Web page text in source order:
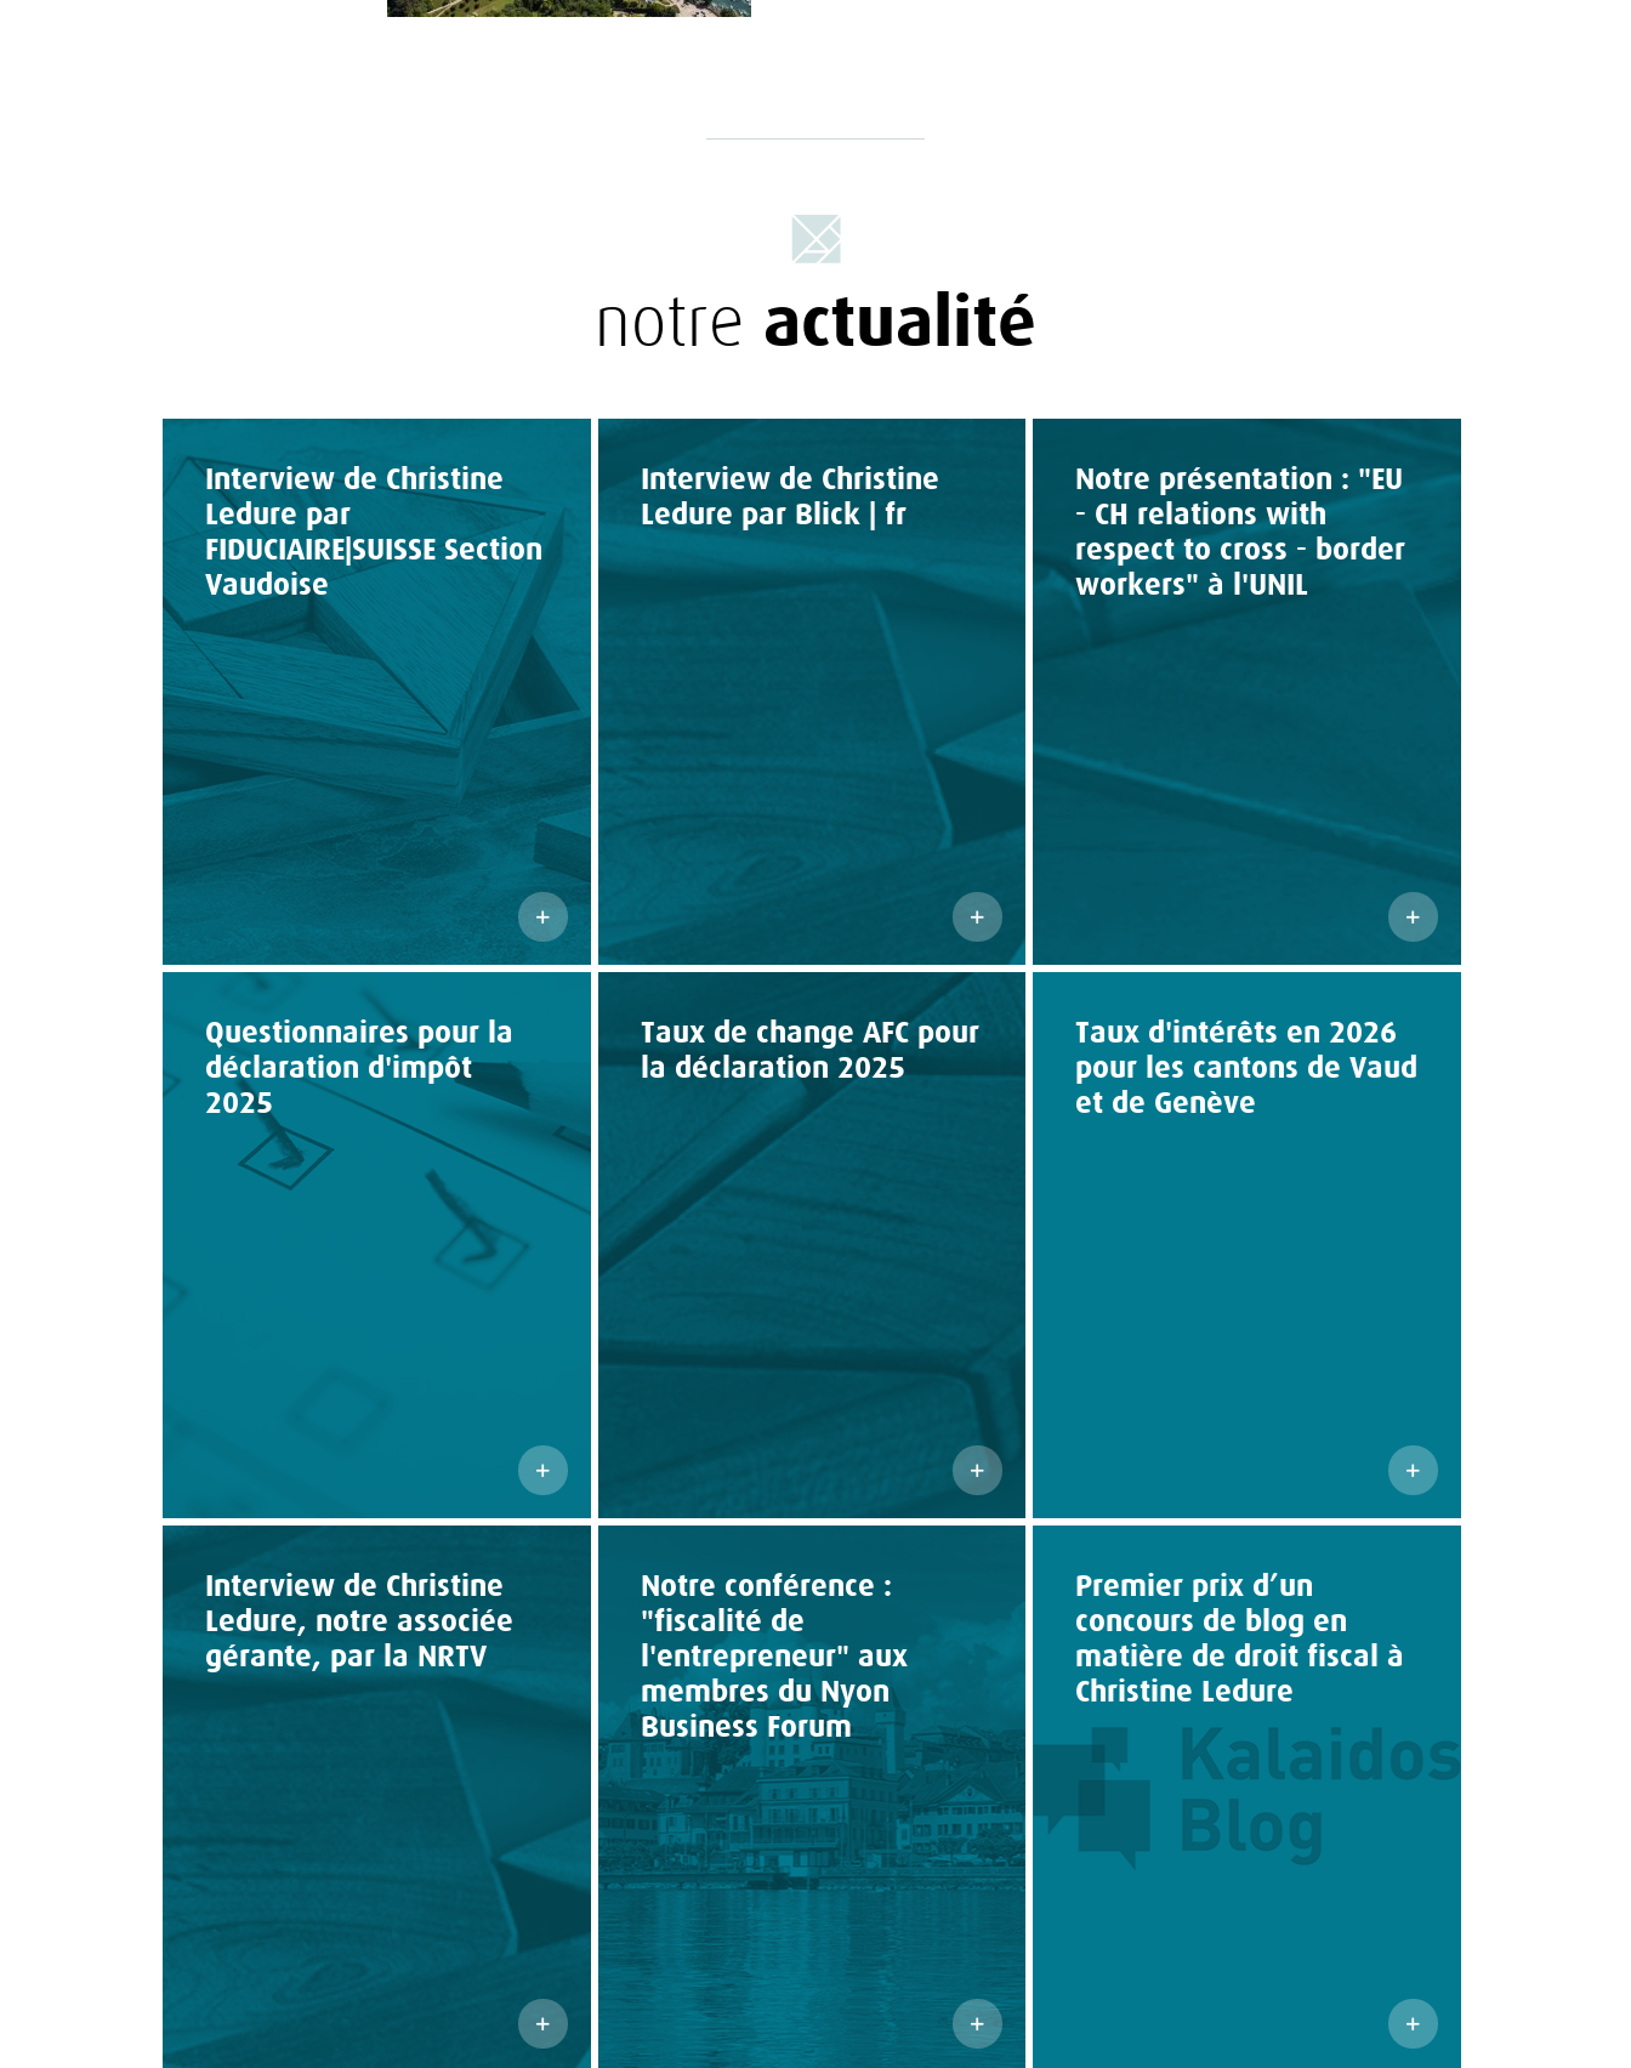
notre actualité
Interview de Christine
Ledure par
FIDUCIAIRE|SUISSE Section
Vaudoise
Interview de Christine
Ledure par Blick | fr
Notre présentation : "EU
- CH relations with
respect to cross - border
workers" à l'UNIL
Questionnaires pour la
déclaration d'impôt
2025
Taux de change AFC pour
la déclaration 2025
Taux d'intérêts en 2026
pour les cantons de Vaud
et de Genève
Interview de Christine
Ledure, notre associée
gérante, par la NRTV
Notre conférence :
"fiscalité de
l'entrepreneur" aux
membres du Nyon
Business Forum
Premier prix d’un
concours de blog en
matière de droit fiscal à
Christine Ledure